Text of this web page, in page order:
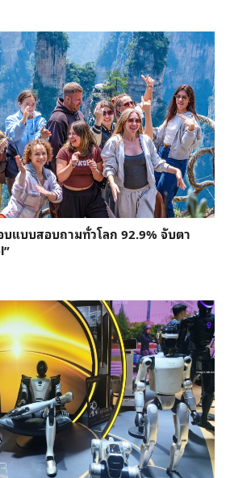
บแบบสอบถามทั่วโลก 92.9% จับตา